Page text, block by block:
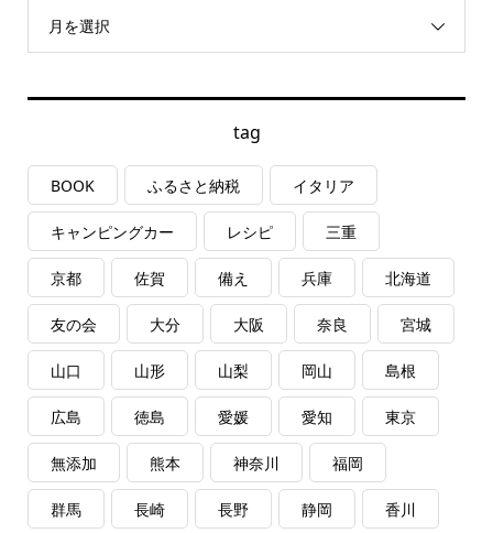
月を選択
tag
BOOK ふるさと納税 イタリア
キャンピングカー レシピ 三重
京都 佐賀 備え 兵庫 北海道
友の会 大分 大阪 奈良 宮城
山口 山形 山梨 岡山 島根
広島 徳島 愛媛 愛知 東京
無添加 熊本 神奈川 福岡
群馬 長崎 長野 静岡 香川